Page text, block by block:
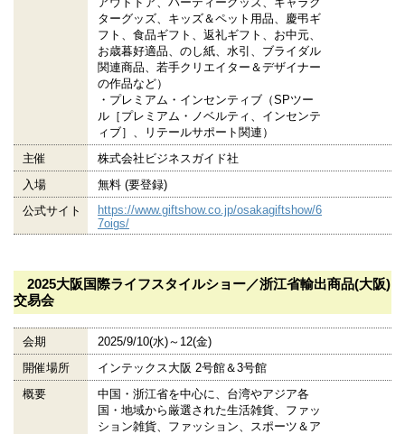
ターグッズ、キッズ＆ペット用品、慶弔ギ
フト、食品ギフト、返礼ギフト、お中元、
お歳暮好適品、のし紙、水引、ブライダル
関連商品、若手クリエイター＆デザイナー
の作品など）
・プレミアム・インセンティブ（SPツー
ル［プレミアム・ノベルティ、インセンテ
ィブ］、リテールサポート関連）
主催
株式会社ビジネスガイド社
入場
無料 (要登録)
公式サイト
https://www.giftshow.co.jp/osakagiftshow/6
7oigs/
2025大阪国際ライフスタイルショー／浙江省輸出商品(大阪)
交易会
会期
2025/9/10(水)～12(金)
開催場所
インテックス大阪 2号館＆3号館
概要
中国・浙江省を中心に、台湾やアジア各
国・地域から厳選された生活雑貨、ファッ
ション雑貨、ファッション、スポーツ＆ア